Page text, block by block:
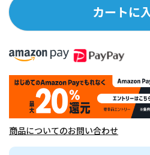
カートに
商品についてのお問い合わせ